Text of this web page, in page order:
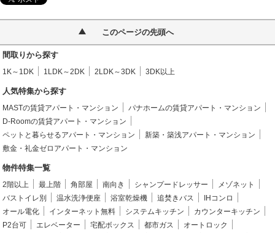
このページの先頭へ
間取りから探す
1K～1DK 1LDK～2DK 2LDK～3DK 3DK以上
人気特集から探す
MASTの賃貸アパート・マンション
パナホームの賃貸アパート・マンション
D-Roomの賃貸アパート・マンション
ペットと暮らせるアパート・マンション
新築・築浅アパート・マンション
敷金・礼金ゼロアパート・マンション
物件特集一覧
2階以上 最上階 角部屋 南向き シャンプードレッサー
メゾネット
バストイレ別
温水洗浄便座 浴室乾燥機 追焚きバス
IHコンロ
オール電化
インターネット無料 システムキッチン
カウンターキッチン
P2台可
エレベーター 宅配ボックス 都市ガス
オートロック